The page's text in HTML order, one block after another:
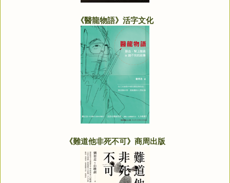
《醫龍物語》活字文化
《難道他非死不可》商周出版